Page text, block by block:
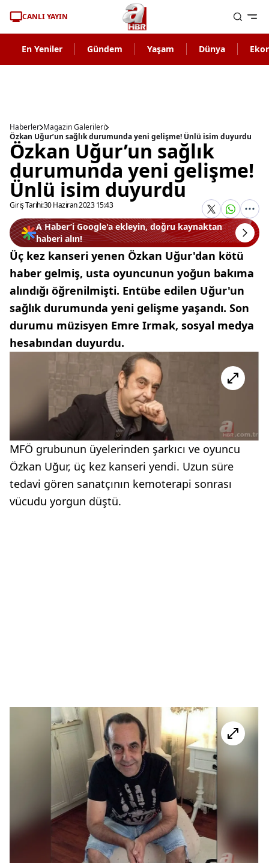
CANLI YAYIN
En Yeniler Gündem Yaşam Dünya
Haberler Magazin Galerileri
Özkan Uğur’un sağlık durumunda yeni gelişme! Ünlü isim duyurdu
Özkan Uğur’un sağlık
durumunda yeni gelişme!
Ünlü isim duyurdu
Giriş Tarihi:30 Haziran 2023 15:43
A Haber’i Google'a ekleyin, doğru kaynaktan
haberi alın!
Üç kez kanseri yenen Özkan Uğur'dan kötü
haber gelmiş, usta oyuncunun yoğun bakıma
alındığı öğrenilmişti. Entübe edilen Uğur'un
sağlık durumunda yeni gelişme yaşandı. Son
durumu müzisyen Emre Irmak, sosyal medya
hesabından duyurdu.
MFÖ grubunun üyelerinden şarkıcı ve oyuncu
Özkan Uğur, üç kez kanseri yendi. Uzun süre
tedavi gören sanatçının kemoterapi sonrası
vücudu yorgun düştü.